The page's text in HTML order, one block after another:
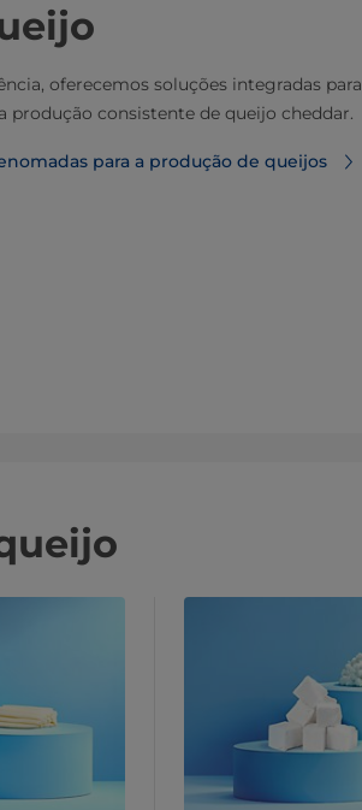
oferecemos soluções integradas para
produção consistente de queijo cheddar.
para a produção de queijos